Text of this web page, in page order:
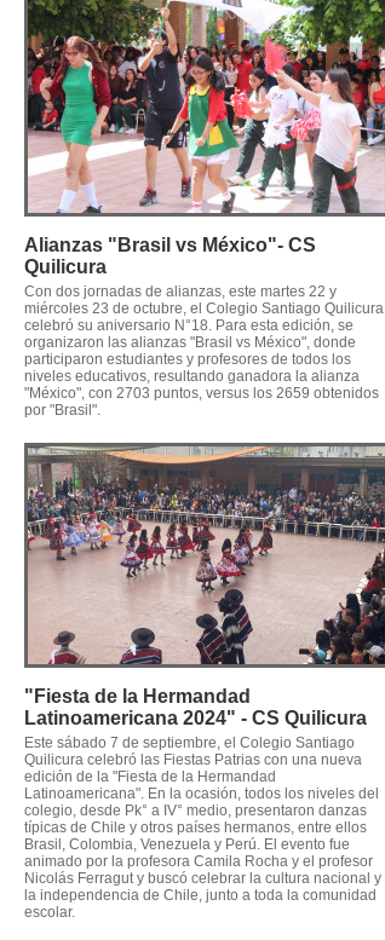
Alianzas "Brasil vs México"- CS
Quilicura
Con dos jornadas de alianzas, este martes 22 y
miércoles 23 de octubre, el Colegio Santiago Quilicura
celebró su aniversario N°18. Para esta edición, se
organizaron las alianzas "Brasil vs México", donde
participaron estudiantes y profesores de todos los
niveles educativos, resultando ganadora la alianza
"México", con 2703 puntos, versus los 2659 obtenidos
por "Brasil".
"Fiesta de la Hermandad
Latinoamericana 2024" - CS Quilicura
Este sábado 7 de septiembre, el Colegio Santiago
Quilicura celebró las Fiestas Patrias con una nueva
edición de la "Fiesta de la Hermandad
Latinoamericana". En la ocasión, todos los niveles del
colegio, desde Pk° a IV° medio, presentaron danzas
típicas de Chile y otros países hermanos, entre ellos
Brasil, Colombia, Venezuela y Perú. El evento fue
animado por la profesora Camila Rocha y el profesor
Nicolás Ferragut y buscó celebrar la cultura nacional y
la independencia de Chile, junto a toda la comunidad
escolar.